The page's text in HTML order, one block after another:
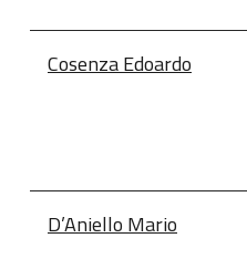
Cosenza Edoardo
D’Aniello Mario